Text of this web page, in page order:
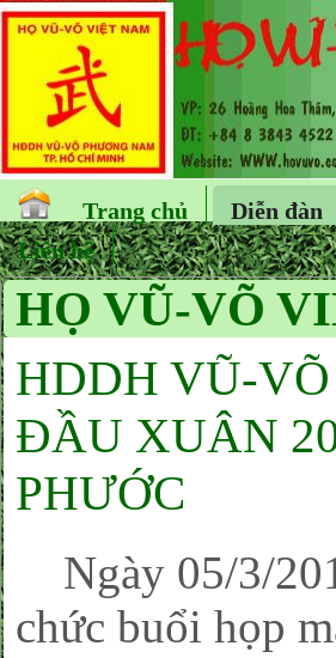
Trang chủ Diễn đàn
Liên hệ
HỌ VŨ-VÕ
HDDH VŨ-
ĐẦU XUÂN
PHƯỚC
Ngày 05/3/
chức buổi họp